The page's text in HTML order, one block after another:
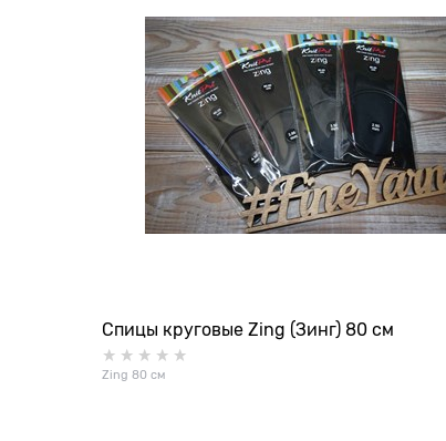
Спицы круговые Zing (Зинг) 80 см
Zing 80 см